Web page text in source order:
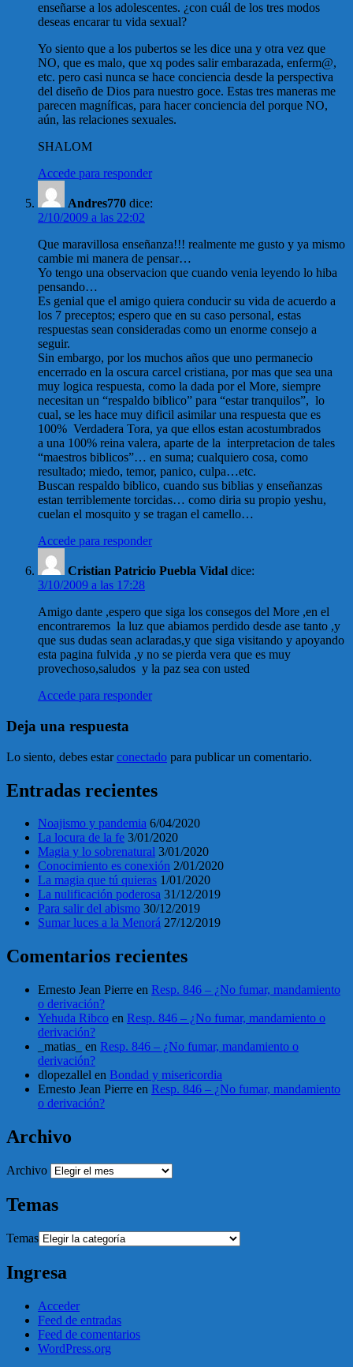
enseñarse a los adolescentes. ¿con cuál de los tres modos
deseas encarar tu vida sexual?
Yo siento que a los pubertos se les dice una y otra vez que
NO, que es malo, que xq podes salir embarazada, enferm@,
etc. pero casi nunca se hace conciencia desde la perspectiva
del diseño de Dios para nuestro goce. Estas tres maneras me
parecen magníficas, para hacer conciencia del porque NO,
aún, las relaciones sexuales.
SHALOM
Accede para responder
Andres770 dice:
2/10/2009 a las 22:02
Que maravillosa enseñanza!!! realmente me gusto y ya mismo
cambie mi manera de pensar…
Yo tengo una observacion que cuando venia leyendo lo hiba
pensando…
Es genial que el amigo quiera conducir su vida de acuerdo a
los 7 preceptos; espero que en su caso personal, estas
respuestas sean consideradas como un enorme consejo a
seguir.
Sin embargo, por los muchos años que uno permanecio
encerrado en la oscura carcel cristiana, por mas que sea una
muy logica respuesta, como la dada por el More, siempre
necesitan un “respaldo biblico” para “estar tranquilos”, lo
cual, se les hace muy dificil asimilar una respuesta que es
100% Verdadera Tora, ya que ellos estan acostumbrados
a una 100% reina valera, aparte de la interpretacion de tales
“maestros biblicos”… en suma; cualquiero cosa, como
resultado; miedo, temor, panico, culpa…etc.
Buscan respaldo biblico, cuando sus biblias y enseñanzas
estan terriblemente torcidas… como diria su propio yeshu,
cuelan el mosquito y se tragan el camello…
Accede para responder
Cristian Patricio Puebla Vidal dice:
3/10/2009 a las 17:28
Amigo dante ,espero que siga los consegos del More ,en el
encontraremos la luz que abiamos perdido desde ase tanto ,y
que sus dudas sean aclaradas,y que siga visitando y apoyando
esta pagina fulvida ,y no se pierda vera que es muy
provechoso,saludos y la paz sea con usted
Accede para responder
Deja una respuesta
Lo siento, debes estarconectado para publicar un comentario.
Entradas recientes
Noajismo y pandemia 6/04/2020
La locura de la fe 3/01/2020
Magia y lo sobrenatural 3/01/2020
Conocimiento es conexión 2/01/2020
La magia que tú quieras 1/01/2020
La nulificación poderosa 31/12/2019
Para salir del abismo 30/12/2019
Sumar luces a la Menorá 27/12/2019
Comentarios recientes
Ernesto Jean Pierre en Resp. 846 – ¿No fumar, mandamiento
o derivación?
Yehuda Ribco en Resp. 846 – ¿No fumar, mandamiento o
derivación?
_matias_
en Resp. 846 – ¿No fumar, mandamiento o
derivación?
dlopezallel en Bondad y misericordia
Ernesto Jean Pierre en Resp. 846 – ¿No fumar, mandamiento
o derivación?
Archivo
Archivo
Temas
Temas
Ingresa
Acceder
Feed de entradas
Feed de comentarios
WordPress.org